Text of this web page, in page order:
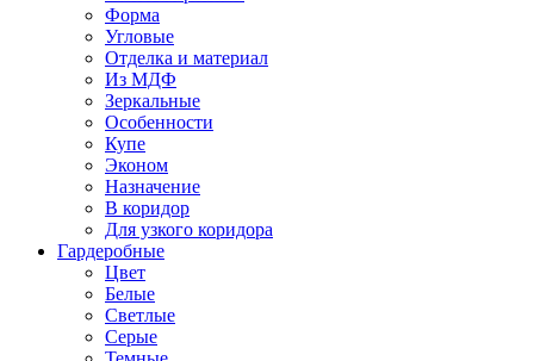
Форма
Угловые
Отделка и материал
Из МДФ
Зеркальные
Особенности
Купе
Эконом
Назначение
В коридор
Для узкого коридора
Гардеробные
Цвет
Белые
Светлые
Серые